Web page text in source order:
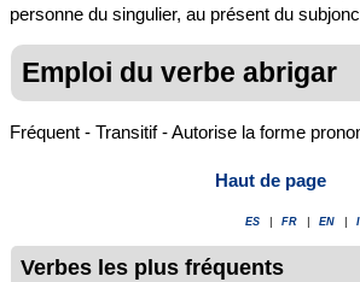
personne du singulier, au présent du
Emploi du verbe abrigar
Fréquent - Transitif - Autorise la forme
Haut de page
ES FR EN
Verbes les plus fréquents